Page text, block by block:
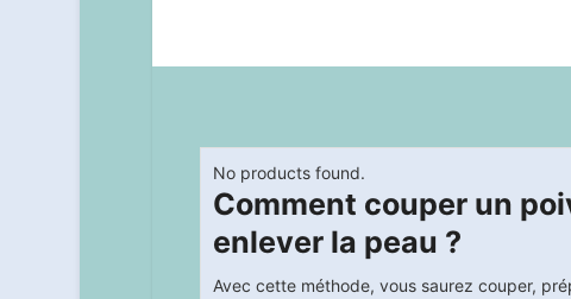
No products found.
Comment couper un
enlever la peau ?
Avec cette méthode, vous saurez couper,